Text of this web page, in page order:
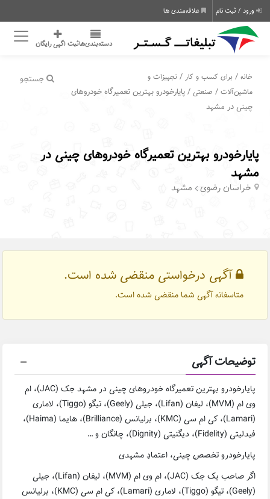
ورود / ثبت نام علاقه‌مندی ها
دسته‌بندی‌هاثبت اگهی رایگان
جستجو خانه / برای کسب و کار /تجهیزات و
ماشین‌آلات / صنعتی / پایارخودرو بهترین تعمیرگاه خودروهای
چینی در مشهد
پایارخودرو بهترین تعمیرگاه خودروهای چینی در
مشهد
خراسان رضوی مشهد
آگهی درخواستی منقضی شده است.
متاسفانه آگهی شما منقضی شده است.
توضیحات آگهی
پایارخودرو بهترین تعمیرگاه خودروهای چینی در مشهد جک (JAC)، ام
وی ام (MVM)، لیفان (Lifan)، جیلی (Geely)، تیگو (Tiggo)، لاماری
(Lamari)، کی ام سی (KMC)، برلیانس (Brilliance)، هایما (Haima)،
فیدلیتی (Fidelity)، دیگنیتی (Dignity)، چانگان و …
پایارخودرو تخصصِ چینی، اعتمادِ مشهدی
اگر صاحب یک جک (JAC)، ام وی ام (MVM)، لیفان (Lifan)، جیلی
(Geely)، تیگو (Tiggo)، لاماری (Lamari)، کی ام سی (KMC)، برلیانس